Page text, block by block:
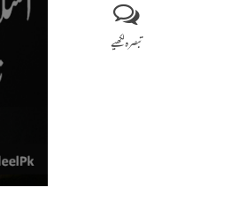
تبصرہ لکھیے